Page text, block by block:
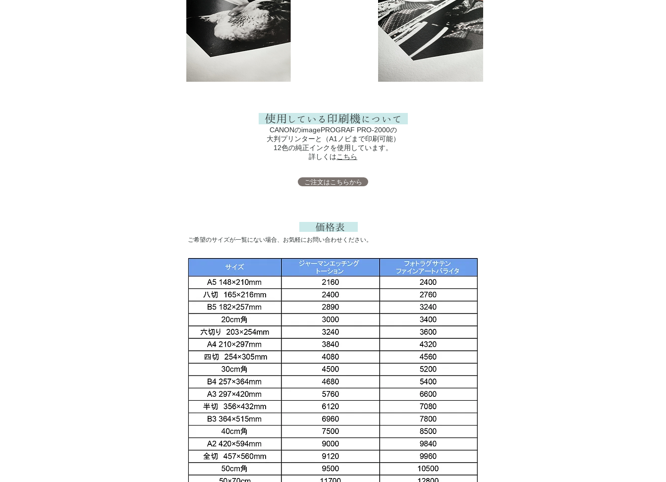
使用している印刷機について
CANONのimagePROGRAF PRO-2000の
大判プリンターと（A1ノビまで印刷可能）
12色の純正インクを使用しています。
詳しくはこちら​
ご注文はこちらから
価格表
ご希望のサイズが一覧にない場合、お気軽にお問い合わせください。​